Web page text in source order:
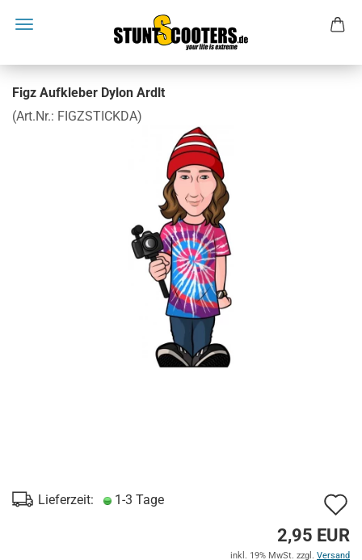
Figz Aufkleber Dylon Ardlt
(Art.Nr.: FIGZSTICKDA)
Lieferzeit: 1-3 Tage
2,95 EUR
inkl. 19% MwSt. zzgl. Versand